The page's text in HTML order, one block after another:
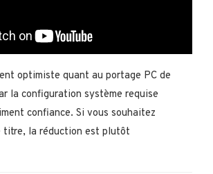
optimiste quant au portage PC de
la configuration système requise
confiance. Si vous souhaitez
titre, la réduction est plutôt